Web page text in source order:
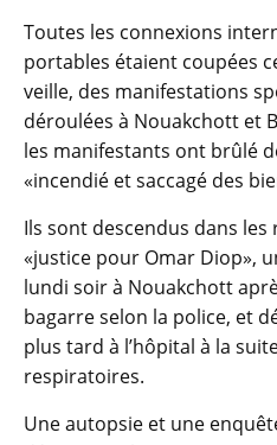
Toutes les connexions
portables étaient coupées
veille, des manifestations
déroulées à Nouakchott et
les manifestants ont brûlé
«incendié et saccagé des
Ils sont descendus dans
«justice pour Omar Diop»,
lundi soir à Nouakchott
bagarre selon la police, et
plus tard à l’hôpital à la
respiratoires.
Une autopsie et une